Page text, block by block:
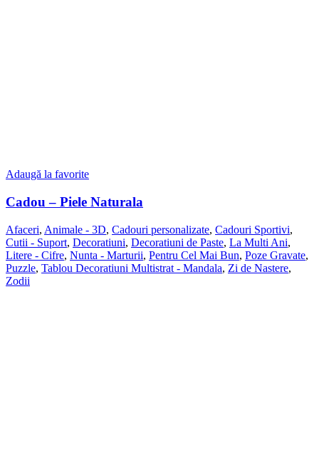
Adaugă la favorite
Cadou – Piele Naturala
Afaceri, Animale - 3D, Cadouri personalizate, Cadouri Sportivi,
Cutii - Suport, Decoratiuni, Decoratiuni de Paste, La Multi Ani,
Litere - Cifre, Nunta - Marturii, Pentru Cel Mai Bun, Poze Gravate,
Puzzle, Tablou Decoratiuni Multistrat - Mandala, Zi de Nastere,
Zodii